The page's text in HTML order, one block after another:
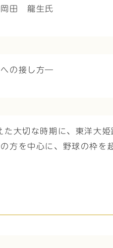
田 龍生氏
の接し方―
大切な時期に、東洋大
方を中心に、野球の枠を